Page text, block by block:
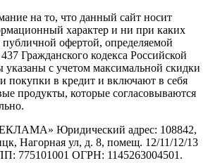
на то, что данный сайт носит
характер и ни при каких
публичной офертой, определяемой
Гражданского кодекса Российской
с учетом максимальной скидки
покупки в кредит и включают в себя
продукты, которые согласовываются
Юридический адрес: 108842,
Нагорная ул, д. 8, помещ. 12/11/12/13
775101001 ОГРН: 1145263004501.